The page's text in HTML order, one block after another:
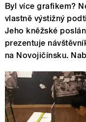
Byl více grafikem?
vlastně výstižný
Jeho kněžské
prezentuje
na Novojičínsku.